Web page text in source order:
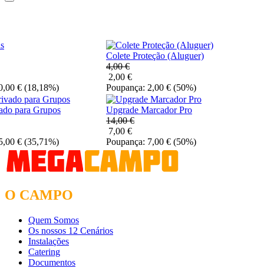
€ (18,18%)
Colete Proteção (Aluguer)
4,00 €
2,00 €
Poupança: 2,00 € (50%)
para Grupos
€ (35,71%)
Upgrade Marcador Pro
14,00 €
7,00 €
Poupança: 7,00 € (50%)
O CAMPO
Quem Somos
Os nossos 12 Cenários
Instalações
Catering
Documentos